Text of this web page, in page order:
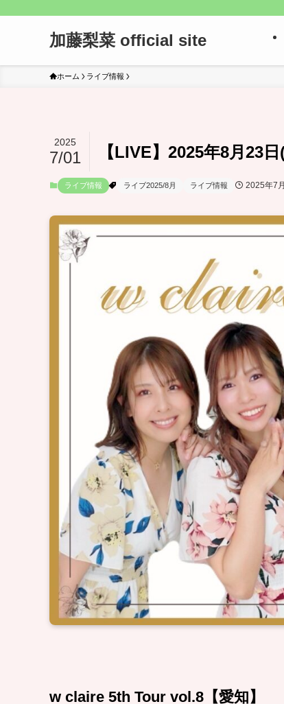
加藤梨菜 official site
ホーム ライブ情報
【LIVE】2025年8月23
2025
7/01
ライブ情報 ライブ2025/8月 ライブ情報 2025年7
w claire 5th Tour vol.8【愛知】